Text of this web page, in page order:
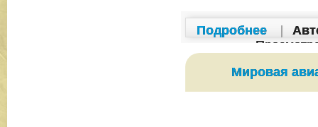
Подробнее
Мировая